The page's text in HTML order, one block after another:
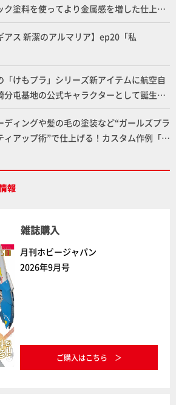
ク塗料を使ってより金属感を増した仕上が
読み】
アス 新潔のアルマリア】ep20「私
「けもプラ」シリーズ新アイテムに航空自
分屯基地の公式キャラクターとして誕生し
こ」が着任！けもプラ公式サイト限定版と
インで発売！
ディングや髪の毛の塗装など“ガールズプラ
ィアップ術”で仕上げる！カスタム作例「白
スト」～8月17日（月）11:59まで応募受付
雑誌購入
月刊ホビージャパン
2026年9月号
ご購入はこちら